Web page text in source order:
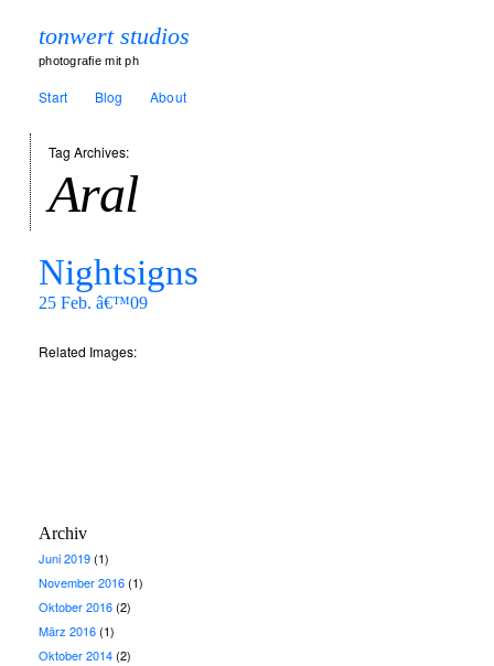
tonwert studios
photografie mit ph
Start Blog About
Tag Archives:
Aral
Nightsigns
25 Feb. â€™09
Related Images:
Archiv
Juni 2019(1)
November 2016(1)
Oktober 2016(2)
März 2016(1)
Oktober 2014(2)